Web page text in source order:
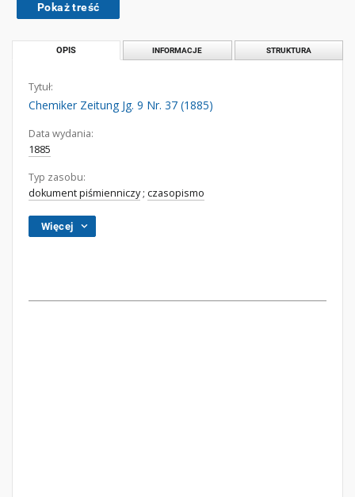
Pokaż treść
OPIS INFORMACJE STRUKTURA
Tytuł:
Chemiker Zeitung Jg. 9 Nr. 37 (1885)
Data wydania:
1885
Typ zasobu:
dokument piśmienniczy; czasopismo
Więcej